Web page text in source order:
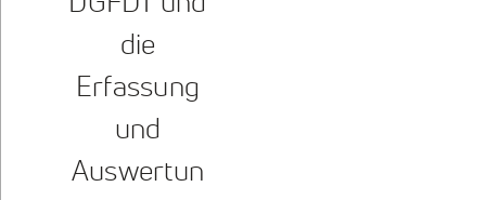
die
Erfassung
und
Auswertun